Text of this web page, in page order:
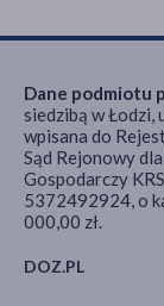
DOZ.PL
Dane podmiotu
siedzibą w Łodzi,
wpisana do
Sąd Rejonowy
Gospodarczy
5372492924, o
000,00 zł.